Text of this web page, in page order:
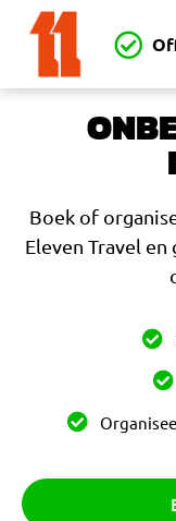
Boek of
Eleven Travel